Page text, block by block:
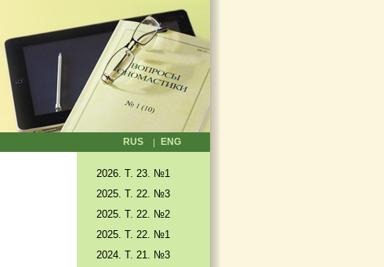
RUS ENG
2026. T. 23. №1
2025. T. 22. №3
2025. Т. 22. №2
2025. Т. 22. №1
2024. Т. 21. №3